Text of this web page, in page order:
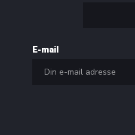
E-mail